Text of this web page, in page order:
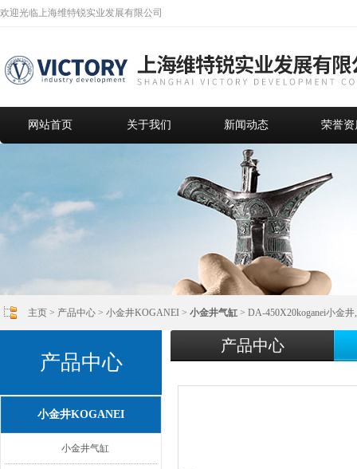
欢迎光临上海维特锐实业发展有限公司
网站首页 关于我们 新闻动态 荣誉资
主页 > 产品中心 > 小金井KOGANEI > 小金井气缸 > DA-450X20koganei小金
产品中心
小金井KOGANEI
小金井气缸
产品中心